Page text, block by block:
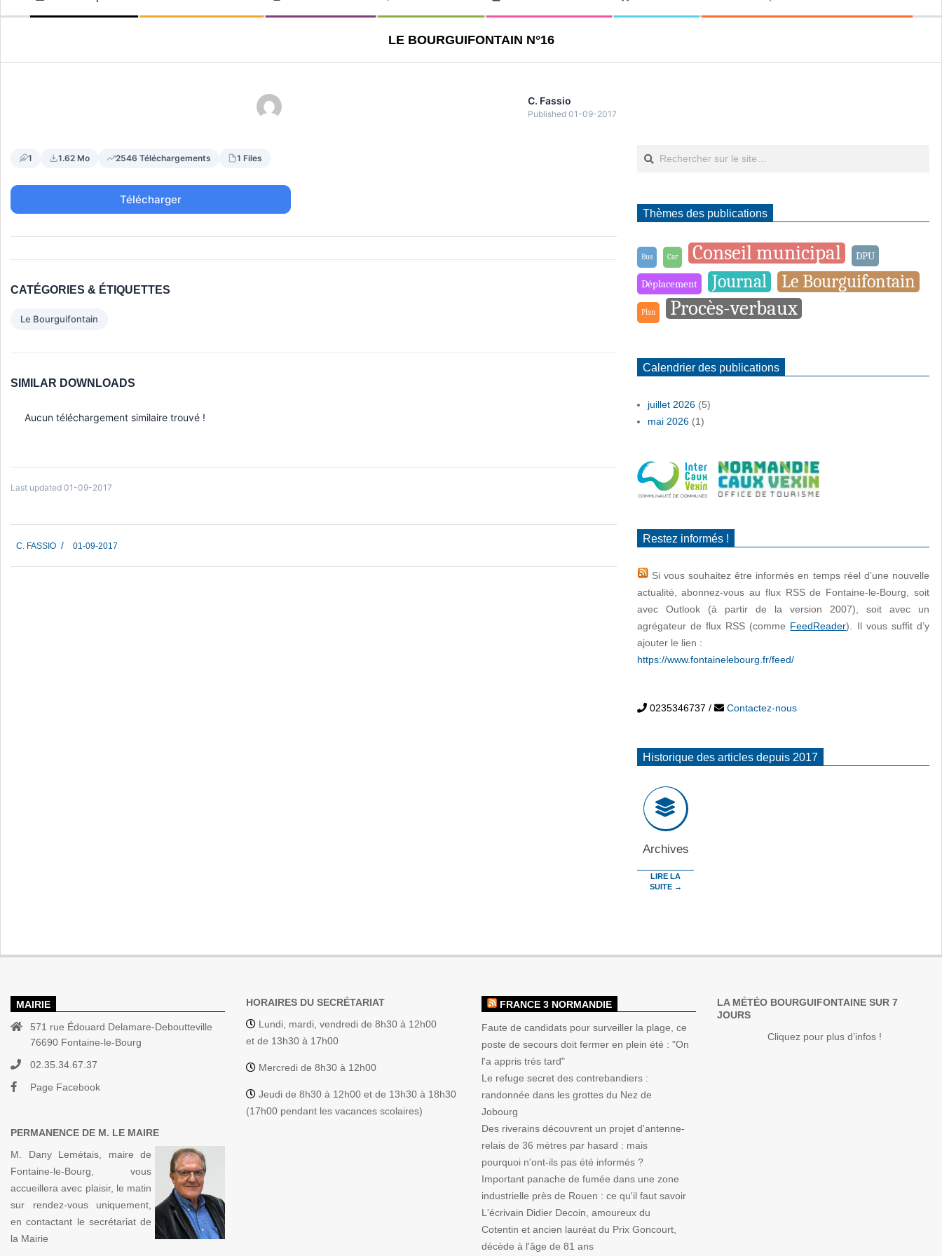
LE-
BOURG
LE BOURGUIFONTAIN N°16
C. Fassio
Published 01-09-2017
1 1.62 Mo 2546 Téléchargements 1 Files
Télécharger
CATÉGORIES & ÉTIQUETTES
Le Bourguifontain
SIMILAR DOWNLOADS
Aucun téléchargement similaire trouvé !
Last updated 01-09-2017
09-
01
C. FASSIO 01-09-2017
Thèmes des publications
Bus Car Conseil municipal DPU
Déplacement Journal Le Bourguifontain
Plan Procès-verbaux
Calendrier des publications
juillet 2026(5)
mai 2026(1)
Restez informés !
Si vous souhaitez être informés en temps réel d’une nouvelle
actualité, abonnez-vous au flux RSS de Fontaine-le-Bourg, soit
avec Outlook (à partir de la version 2007), soit avec un
agrégateur de flux RSS (comme FeedReader). Il vous suffit d’y
ajouter le lien :
https://www.fontainelebourg.fr/feed/
0235346737 / Contactez-nous
Historique des articles depuis 2017
Archives
LIRE LA
SUITE →
MAIRIE
571 rue Édouard Delamare-Deboutteville
76690 Fontaine-le-Bourg
02.35.34.67.37
Page Facebook
PERMANENCE DE M. LE MAIRE
M. Dany Lemétais, maire de
Fontaine-le-Bourg, vous
accueillera avec plaisir, le matin
sur rendez-vous uniquement,
en contactant le secrétariat de
la Mairie
HORAIRES DU SECRÉTARIAT
Lundi, mardi, vendredi de 8h30 à 12h00
et de 13h30 à 17h00
Mercredi de 8h30 à 12h00
Jeudi de 8h30 à 12h00 et de 13h30 à 18h30
(17h00 pendant les vacances scolaires)
FRANCE 3 NORMANDIE
Faute de candidats pour surveiller la plage, ce
poste de secours doit fermer en plein été : "On
l'a appris très tard"
Le refuge secret des contrebandiers :
randonnée dans les grottes du Nez de
Jobourg
Des riverains découvrent un projet d'antenne-
relais de 36 mètres par hasard : mais
pourquoi n'ont-ils pas été informés ?
Important panache de fumée dans une zone
industrielle près de Rouen : ce qu'il faut savoir
L'écrivain Didier Decoin, amoureux du
Cotentin et ancien lauréat du Prix Goncourt,
décède à l'âge de 81 ans
LA MÉTÉO BOURGUIFONTAINE SUR 7
JOURS
Cliquez pour plus d’infos !